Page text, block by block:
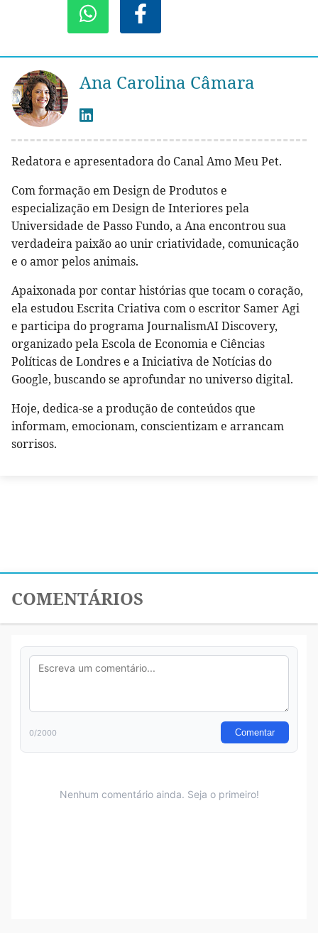
Ana Carolina Câmara
Redatora e apresentadora do Canal Amo Meu Pet.
Com formação em Design de Produtos e
especialização em Design de Interiores pela
Universidade de Passo Fundo, a Ana encontrou sua
verdadeira paixão ao unir criatividade, comunicação
e o amor pelos animais.
Apaixonada por contar histórias que tocam o coração,
ela estudou Escrita Criativa com o escritor Samer Agi
e participa do programa JournalismAI Discovery,
organizado pela Escola de Economia e Ciências
Políticas de Londres e a Iniciativa de Notícias do
Google, buscando se aprofundar no universo digital.
Hoje, dedica-se a produção de conteúdos que
informam, emocionam, conscientizam e arrancam
sorrisos.
COMENTÁRIOS